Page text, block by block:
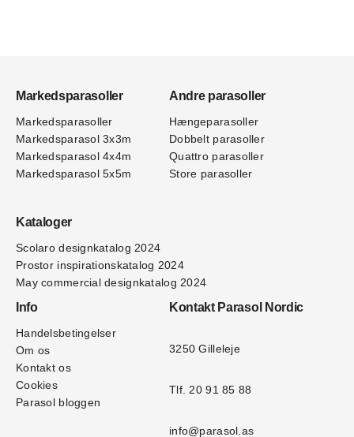
Markedsparasoller
Markedsparasoller
Markedsparasol 3x3m
Markedsparasol 4x4m
Markedsparasol 5x5m
Andre parasoller
Hængeparasoller
Dobbelt parasoller
Quattro parasoller
Store parasoller
Kataloger
Scolaro designkatalog 2024
Prostor inspirationskatalog 2024
May commercial designkatalog 2024
Info
Handelsbetingelser
Om os
Kontakt os
Cookies
Parasol bloggen
Kontakt Parasol Nordic
3250 Gilleleje
Tlf. 20 91 85 88
info@parasol.as